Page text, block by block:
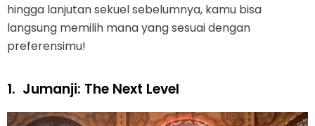
hingga lanjutan sekuel sebelumnya, kamu bisa
langsung memilih mana yang sesuai dengan
preferensimu!
1. Jumanji: The Next Level